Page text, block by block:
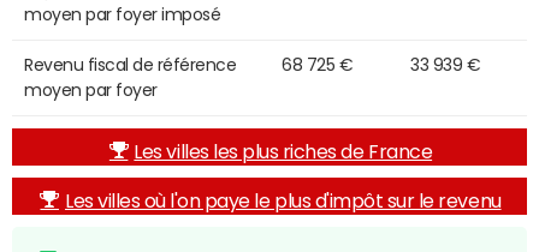
moyen par foyer imposé
Revenu fiscal de référence
moyen par foyer
68 725 € 33 939 €
Les villes les plus riches de France
Les villes où l'on paye le plus d'impôt sur le revenu